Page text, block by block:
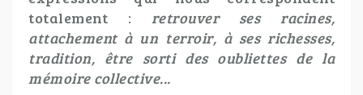
totalement : retrouver ses racines,
attachement à un terroir, à ses richesses,
tradition, être sorti des oubliettes de la
mémoire collective...